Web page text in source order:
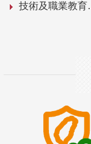
技術及職業教育